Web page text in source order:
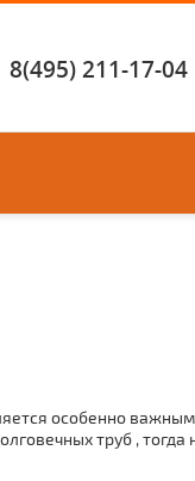
8(495) 211-17-04
особенно
тpуб , тогда